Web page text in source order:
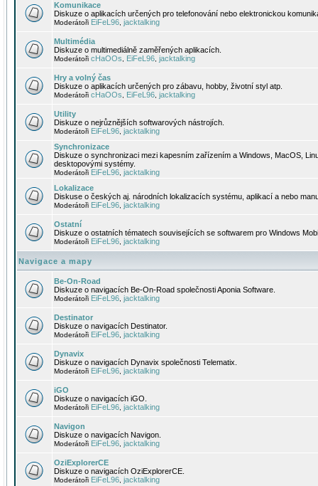
Komunikace
Diskuze o aplikacích určených pro telefonování nebo elektronickou
Moderátoři EiFeL96 jacktalking
Multimédia
Diskuze o multimediálně zaměřených aplikacích.
Moderátoři cHaOOs EiFeL96 jacktalking
Hry a volný čas
Diskuze o aplikacích určených pro zábavu, hobby, životní styl atp.
Moderátoři cHaOOs EiFeL96 jacktalking
Utility
Diskuze o nejrůznějších softwarových nástrojích.
Moderátoři EiFeL96 jacktalking
Synchronizace
Diskuze o synchronizaci mezi kapesním zařízením a Windows, MacOS,
desktopovými systémy.
Moderátoři EiFeL96 jacktalking
Lokalizace
Diskuse o českých aj. národních lokalizacích systému, aplikací a nebo
Moderátoři EiFeL96 jacktalking
Ostatní
Diskuze o ostatních tématech souvisejících se softwarem pro Windows
Moderátoři EiFeL96 jacktalking
Navigace a mapy
Be-On-Road
Diskuze o navigacích Be-On-Road společnosti Aponia Software.
Moderátoři EiFeL96 jacktalking
Destinator
Diskuze o navigacích Destinator.
Moderátoři EiFeL96 jacktalking
Dynavix
Diskuze o navigacích Dynavix společnosti Telematix.
Moderátoři EiFeL96 jacktalking
iGO
Diskuze o navigacích iGO.
Moderátoři EiFeL96 jacktalking
Navigon
Diskuze o navigacích Navigon.
Moderátoři EiFeL96 jacktalking
OziExplorerCE
Diskuze o navigacích OziExplorerCE.
Moderátoři EiFeL96 jacktalking